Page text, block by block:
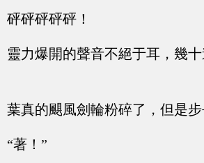
砰砰砰砰砰！
靈力爆開的聲音不絕于耳，幾
葉真的颶風劍輪粉碎了，但是
“著！”